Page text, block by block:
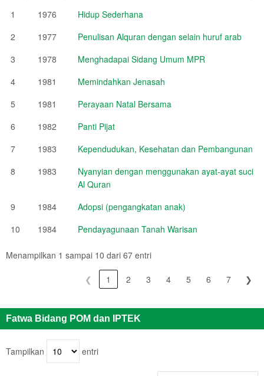
1
1976
Hidup Sederhana
2
1977
Penulisan Alquran dengan selain huruf arab
3
1978
Menghadapai Sidang Umum MPR
4
1981
Memindahkan Jenasah
5
1981
Perayaan Natal Bersama
6
1982
Panti Pijat
7
1983
Kependudukan, Kesehatan dan Pembangunan
8
1983
Nyanyian dengan menggunakan ayat-ayat suci
Al Quran
9
1984
Adopsi (pengangkatan anak)
10
1984 Pendayagunaan Tanah Warisan
Menampilkan 1 sampai 10 dari 67 entri
❮ 1 2 3 4 5 6 7 ❯
Fatwa Bidang POM dan IPTEK
Tampilkan entri